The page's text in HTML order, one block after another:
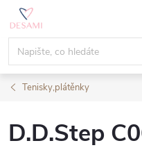
Přejít
obsah
Tenisky,plátěnky
D.D.Step